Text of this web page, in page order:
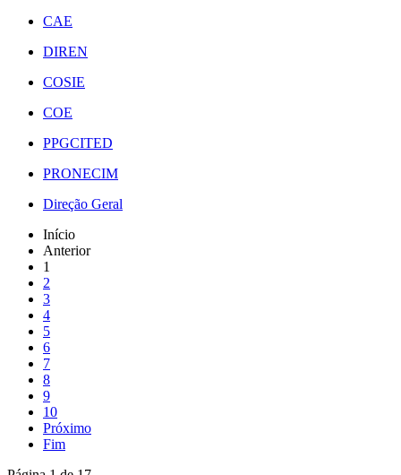
CAE
DIREN
COSIE
COE
PPGCITED
PRONECIM
Direção Geral
Início
Anterior
1
2
3
4
5
6
7
8
9
10
Próximo
Fim